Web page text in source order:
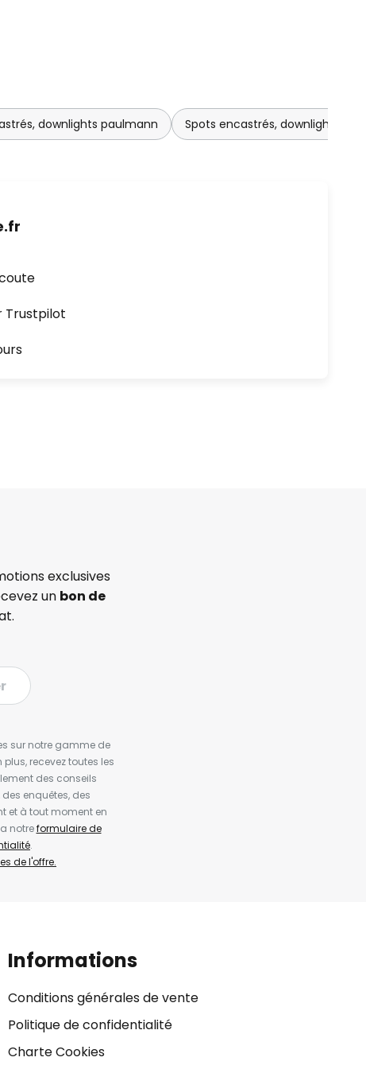
downlights paulmann Spots encastrés, downlights en
Trustpilot
exclusives
un bon de
sur notre gamme de
recevez toutes les
des conseils
enquêtes, des
et à tout moment en
notreformulaire de
.
de l'offre.
Informations
Conditions générales de vente
Politique de confidentialité
Charte Cookies